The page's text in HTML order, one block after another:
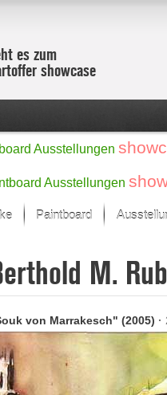
es zum
showcase
Ausstellungen
Ausstellungen
letzte Monat im Fokus
Fokus-Werke
Werke
Werke – Auswahl
neuen Werke
Paintboard
M.
von Marrakesch" (2005) ·